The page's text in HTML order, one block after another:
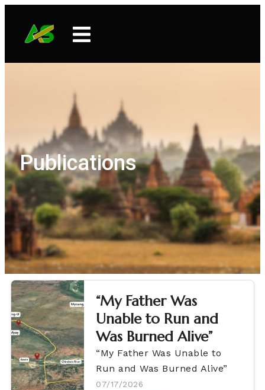
Publications
“My Father Was
Unable to Run and
Was Burned Alive”
“My Father Was Unable to
Run and Was Burned Alive”
07/17/2026